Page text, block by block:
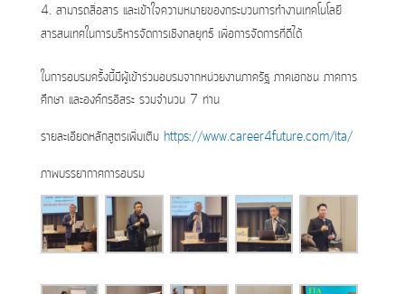
สามารถสื่อสาร และเข้าใจความหมายของกระบวนการทำงานเทคโนโลยี
สารสนเทศในการบริหารจัดการเชิงกลยุทธ์ เพื่อการจัดการที่ดีได้
ในการอบรมครั้งนี้มีผู้เข้าร่วมอบรมจากหน่วยงานภาครัฐ ภาคเอกชน ภาคการ
ศึกษา และองค์กรอิสระ รวมจำนวน 7 ท่าน
รายละเอียดหลักสูตรเพิ่มเติม https://www.career4future.com/ita/
ภาพบรรยากาศการอบรม